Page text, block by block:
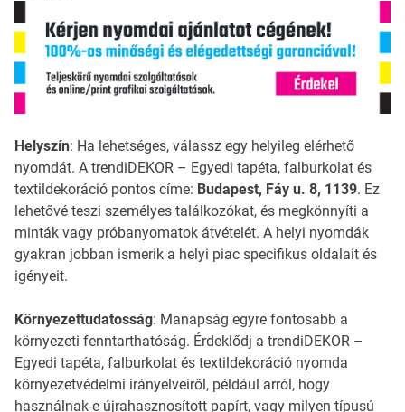
Helyszín: Ha lehetséges, válassz egy helyileg elérhető
nyomdát. A trendiDEKOR – Egyedi tapéta, falburkolat és
textildekoráció pontos címe: Budapest, Fáy u. 8, 1139. Ez
lehetővé teszi személyes találkozókat, és megkönnyíti a
minták vagy próbanyomatok átvételét. A helyi nyomdák
gyakran jobban ismerik a helyi piac specifikus oldalait és
igényeit.
Környezettudatosság: Manapság egyre fontosabb a
környezeti fenntarthatóság. Érdeklődj a trendiDEKOR –
Egyedi tapéta, falburkolat és textildekoráció nyomda
környezetvédelmi irányelveiről, például arról, hogy
használnak-e újrahasznosított papírt, vagy milyen típusú